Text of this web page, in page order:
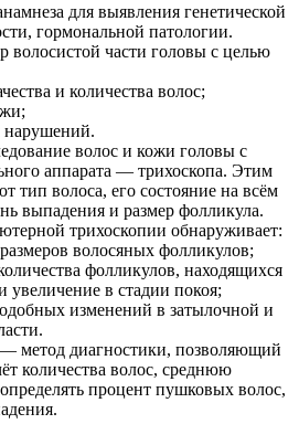
для выявления генетической
гормональной патологии.
волосистой части головы с целью
и количества волос;
нарушений.
волос и кожи головы с
аппарата — трихоскопа. Этим
тип волоса, его состояние на всём
выпадения и размер фолликула.
трихоскопии обнаруживает:
волосяных фолликулов;
фолликулов, находящихся
увеличение в стадии покоя;
изменений в затылочной и
метод диагностики, позволяющий
количества волос, среднюю
процент пушковых волос,